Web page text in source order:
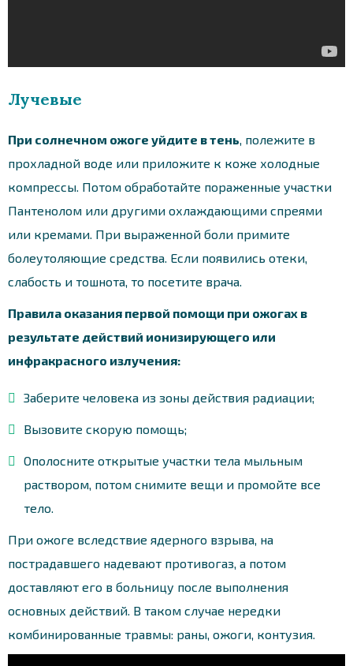
Лучевые
При солнечном ожоге уйдите в тень, полежите в
прохладной воде или приложите к коже холодные
компрессы. Потом обработайте пораженные участки
Пантенолом или другими охлаждающими спреями
или кремами. При выраженной боли примите
болеутоляющие средства. Если появились отеки,
слабость и тошнота, то посетите врача.
Правила оказания первой помощи при ожогах в
результате действий ионизирующего или
инфракрасного излучения:
Заберите человека из зоны действия радиации;
Вызовите скорую помощь;
Ополосните открытые участки тела мыльным
раствором, потом снимите вещи и промойте все
тело.
При ожоге вследствие ядерного взрыва, на
пострадавшего надевают противогаз, а потом
доставляют его в больницу после выполнения
основных действий. В таком случае нередки
комбинированные травмы: раны, ожоги, контузия.